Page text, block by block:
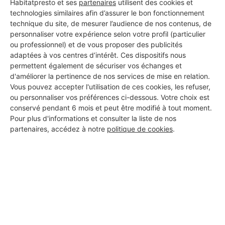
Habitatpresto et ses partenaires utilisent des cookies et
technologies similaires afin d’assurer le bon fonctionnement
technique du site, de mesurer l’audience de nos contenus, de
personnaliser votre expérience selon votre profil (particulier
ou professionnel) et de vous proposer des publicités
adaptées à vos centres d’intérêt. Ces dispositifs nous
permettent également de sécuriser vos échanges et
d'améliorer la pertinence de nos services de mise en relation.
Vous pouvez accepter l'utilisation de ces cookies, les refuser,
ou personnaliser vos préférences ci-dessous. Votre choix est
conservé pendant 6 mois et peut être modifié à tout moment.
Pour plus d'informations et consulter la liste de nos
partenaires, accédez à notre politique de cookies.